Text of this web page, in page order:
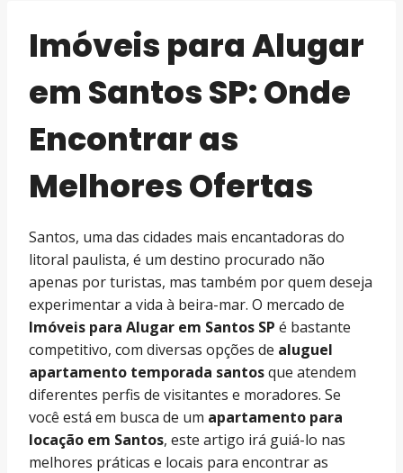
Imóveis para Alugar
em Santos SP: Onde
Encontrar as
Melhores Ofertas
Santos, uma das cidades mais encantadoras do
litoral paulista, é um destino procurado não
apenas por turistas, mas também por quem deseja
experimentar a vida à beira-mar. O mercado de
Imóveis para Alugar em Santos SP é bastante
competitivo, com diversas opções de aluguel
apartamento temporada santosque atendem
diferentes perfis de visitantes e moradores. Se
você está em busca de um apartamento para
locação em Santos, este artigo irá guiá-lo nas
melhores práticas e locais para encontrar as